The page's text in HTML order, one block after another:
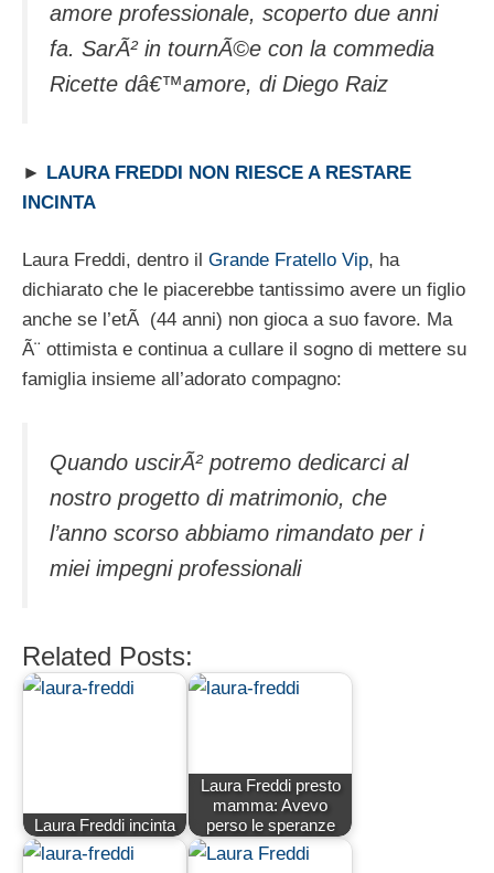
amore professionale, scoperto due anni
fa. SarÃ² in tournÃ©e con la commedia
Ricette dâ€™amore, di Diego Raiz
► LAURA FREDDI NON RIESCE A RESTARE
INCINTA
Laura Freddi, dentro il Grande Fratello Vip, ha
dichiarato che le piacerebbe tantissimo avere un figlio
anche se l’etÃ (44 anni) non gioca a suo favore. Ma
Ã¨ ottimista e continua a cullare il sogno di mettere su
famiglia insieme all’adorato compagno:
Quando uscirÃ² potremo dedicarci al
nostro progetto di matrimonio, che
l’anno scorso abbiamo rimandato per i
miei impegni professionali
Related Posts:
Laura Freddi incinta
Laura Freddi presto
mamma: Avevo
perso le speranze